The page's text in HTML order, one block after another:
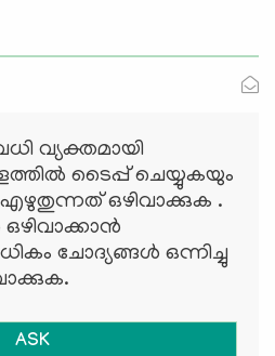
വ്യക്തമായി
ടൈപ്പ് ചെയ്യുകയും
എഴുതുന്നത് ഒഴിവാക്കുക .
ചോദ്യങ്ങള്‍ ഒന്നിച്ചു
ASK